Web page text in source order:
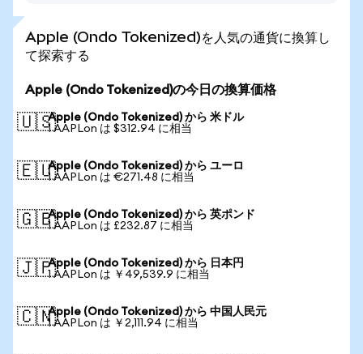
Apple (Ondo Tokenized)を人気の通貨に換算し
て探索する
Apple (Ondo Tokenized)の今日の換算価格
🇺🇸Apple (Ondo Tokenized) から 米ドル
1 AAPLon は $312.94 に相当
🇪🇺Apple (Ondo Tokenized) から ユーロ
1 AAPLon は €271.48 に相当
🇬🇧Apple (Ondo Tokenized) から 英ポンド
1 AAPLon は £232.87 に相当
🇯🇵Apple (Ondo Tokenized) から 日本円
1 AAPLon は ￥49,539.9 に相当
🇨🇳Apple (Ondo Tokenized) から 中国人民元
1 AAPLon は ￥2,111.94 に相当